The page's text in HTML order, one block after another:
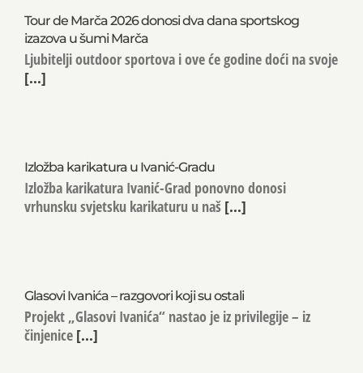
Tour de Marča 2026 donosi dva dana sportskog
izazova u šumi Marča
Ljubitelji outdoor sportova i ove će godine doći na svoje
[...]
Izložba karikatura u Ivanić-Gradu
Izložba karikatura Ivanić-Grad ponovno donosi
vrhunsku svjetsku karikaturu u naš [...]
Glasovi Ivanića – razgovori koji su ostali
Projekt „Glasovi Ivanića“ nastao je iz privilegije – iz
činjenice [...]